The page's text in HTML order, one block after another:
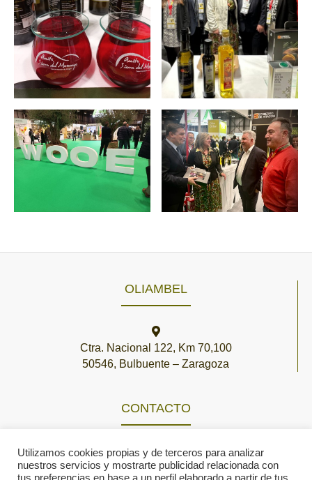
OLIAMBEL
Ctra. Nacional 122, Km 70,100
50546, Bulbuente – Zaragoza
CONTACTO
635 61 63 46
976 85 21 21
Utilizamos cookies propias y de terceros para analizar
nuestros servicios y mostrarte publicidad relacionada con